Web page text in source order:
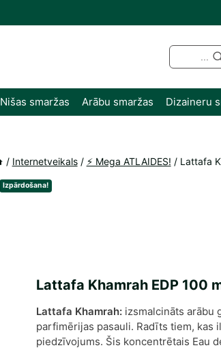
Nišas smaržas Arābu smaržas Dizaineru
/ Internetveikals / ⚡️ Mega ATLAIDES! / Lattafa
Izpārdošana!
Lattafa Khamrah EDP 100
Lattafa Khamrah:izsmalcināts arābu
parfimērijas pasauli. Radīts tiem, kas
piedzīvojums. Šis koncentrētais Eau